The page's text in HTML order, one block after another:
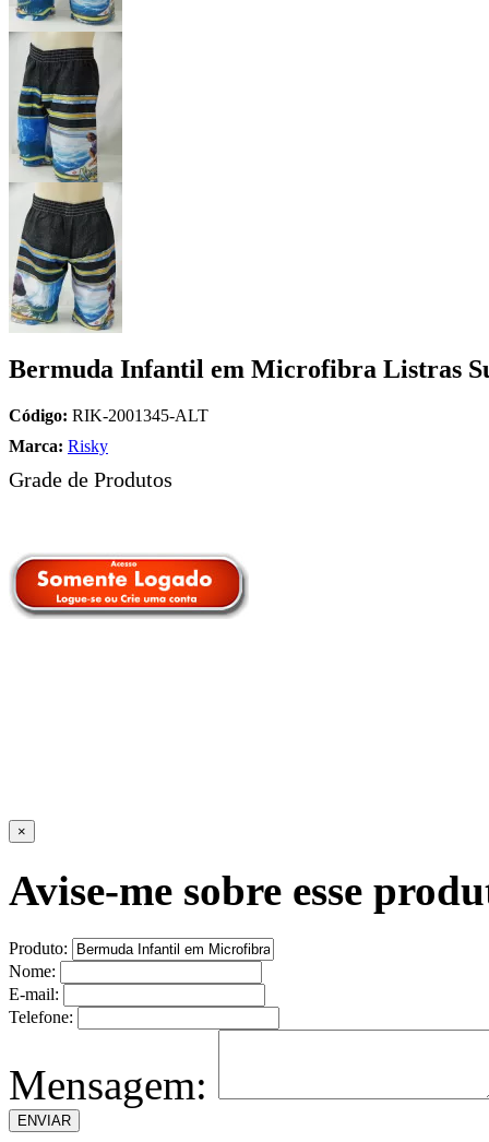
Bermuda Infantil em Microfibra Listras
Código: RIK-2001345-ALT
Marca: Risky
Grade de Produtos
×
Avise-me sobre esse
Produto:
Nome:
E-mail:
Telefone:
Mensagem: